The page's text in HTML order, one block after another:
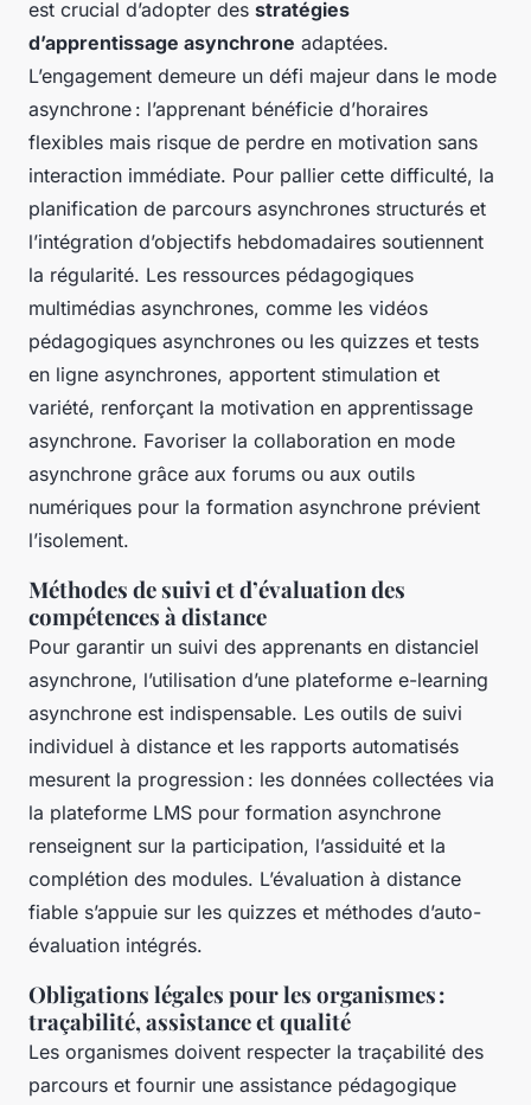
est crucial d’adopter des stratégies
d’apprentissage asynchrone adaptées.
L’engagement demeure un défi majeur dans le mode
asynchrone : l’apprenant bénéficie d’horaires
flexibles mais risque de perdre en motivation sans
interaction immédiate. Pour pallier cette difficulté, la
planification de parcours asynchrones structurés et
l’intégration d’objectifs hebdomadaires soutiennent
la régularité. Les ressources pédagogiques
multimédias asynchrones, comme les vidéos
pédagogiques asynchrones ou les quizzes et tests
en ligne asynchrones, apportent stimulation et
variété, renforçant la motivation en apprentissage
asynchrone. Favoriser la collaboration en mode
asynchrone grâce aux forums ou aux outils
numériques pour la formation asynchrone prévient
l’isolement.
Méthodes de suivi et d’évaluation des
compétences à distance
Pour garantir un suivi des apprenants en distanciel
asynchrone, l’utilisation d’une plateforme e-learning
asynchrone est indispensable. Les outils de suivi
individuel à distance et les rapports automatisés
mesurent la progression : les données collectées via
la plateforme LMS pour formation asynchrone
renseignent sur la participation, l’assiduité et la
complétion des modules. L’évaluation à distance
fiable s’appuie sur les quizzes et méthodes d’auto-
évaluation intégrés.
Obligations légales pour les organismes :
traçabilité, assistance et qualité
Les organismes doivent respecter la traçabilité des
parcours et fournir une assistance pédagogique